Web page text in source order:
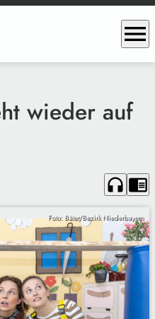
menu
wieder auf
headphones chrome_reader_mode
Foto: Bäter/Bezirk Niederbayern